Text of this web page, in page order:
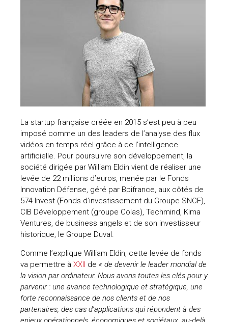
La startup française créée en 2015 s’est peu à peu
imposé comme un des leaders de l’analyse des flux
vidéos en temps réel grâce à de l’intelligence
artificielle. Pour poursuivre son développement, la
société dirigée par William Eldin vient de réaliser une
levée de 22 millions d’euros, menée par le Fonds
Innovation Défense, géré par Bpifrance, aux côtés de
574 Invest (Fonds d’investissement du Groupe SNCF),
CIB Développement (groupe Colas), Techmind, Kima
Ventures, de business angels et de son investisseur
historique, le Groupe Duval.
Comme l’explique William Eldin, cette levée de fonds
va permettre à XXII de « de devenir le leader mondial de
la vision par ordinateur. Nous avons toutes les clés pour y
parvenir : une avance technologique et stratégique, une
forte reconnaissance de nos clients et de nos
partenaires, des cas d’applications qui répondent à des